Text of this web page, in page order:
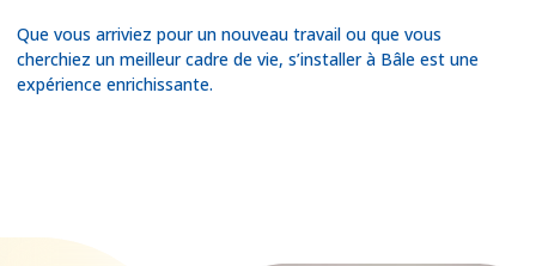
Que vous arriviez pour un nouveau travail ou que vous
cherchiez un meilleur cadre de vie, s’installer à Bâle est une
expérience enrichissante.